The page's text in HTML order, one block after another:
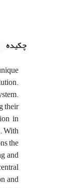
چکیده
their
in
With
the
and
and